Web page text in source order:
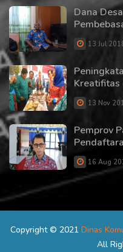
Dana
13 Jul
Kreatifitas
13 Nov
Pemprov
16 Aug
Copyright © 2021 Dinas
All